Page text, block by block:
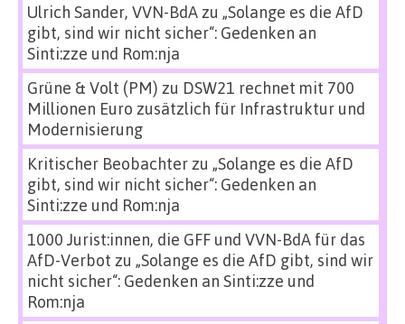
Ulrich Sander, VVN-BdAzu „Solange es die AfD
gibt, sind wir nicht sicher“: Gedenken an
Sinti:zze und Rom:nja
Grüne & Volt (PM) zu DSW21 rechnet mit 700
Millionen Euro zusätzlich für Infrastruktur und
Modernisierung
Kritischer Beobachterzu „Solange es die AfD
gibt, sind wir nicht sicher“: Gedenken an
Sinti:zze und Rom:nja
1000 Jurist:innen, die GFF und VVN-BdA für das
AfD-Verbot zu „Solange es die AfD gibt, sind wir
nicht sicher“: Gedenken an Sinti:zze und
Rom:nja